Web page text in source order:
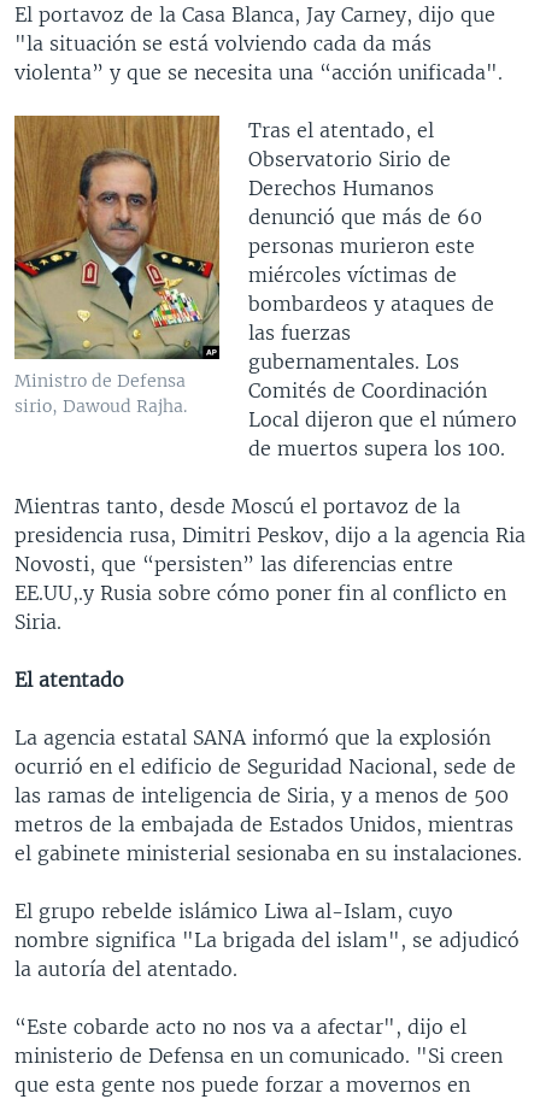
El portavoz de la Casa Blanca, Jay Carney, dijo que
"la situación se está volviendo cada da más
violenta” y que se necesita una “acción unificada".
Ministro de Defensa
sirio, Dawoud Rajha.
Tras el atentado, el
Observatorio Sirio de
Derechos Humanos
denunció que más de 60
personas murieron este
miércoles víctimas de
bombardeos y ataques de
las fuerzas
gubernamentales. Los
Comités de Coordinación
Local dijeron que el número
de muertos supera los 100.
Mientras tanto, desde Moscú el portavoz de la
presidencia rusa, Dimitri Peskov, dijo a la agencia Ria
Novosti, que “persisten” las diferencias entre
EE.UU,.y Rusia sobre cómo poner fin al conflicto en
Siria.
El atentado
La agencia estatal SANA informó que la explosión
ocurrió en el edificio de Seguridad Nacional, sede de
las ramas de inteligencia de Siria, y a menos de 500
metros de la embajada de Estados Unidos, mientras
el gabinete ministerial sesionaba en su instalaciones.
El grupo rebelde islámico Liwa al-Islam, cuyo
nombre significa "La brigada del islam", se adjudicó
la autoría del atentado.
“Este cobarde acto no nos va a afectar", dijo el
ministerio de Defensa en un comunicado. "Si creen
que esta gente nos puede forzar a movernos en